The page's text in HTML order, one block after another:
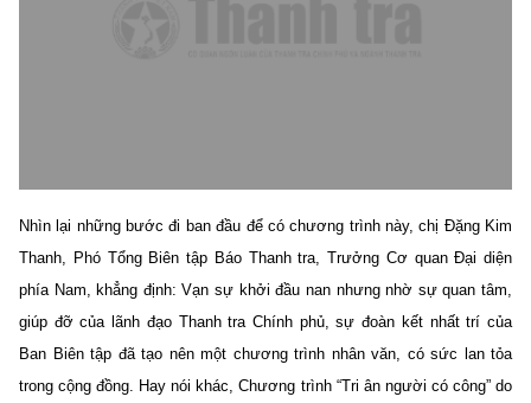
Nhìn lại những bước đi ban đầu để có chương trình này, chị Đặng Kim
Thanh, Phó Tổng Biên tập Báo Thanh tra, Trưởng Cơ quan Đại diện
phía Nam, khẳng định: Vạn sự khởi đầu nan nhưng nhờ sự quan tâm,
giúp đỡ của lãnh đạo Thanh tra Chính phủ, sự đoàn kết nhất trí của
Ban Biên tập đã tạo nên một chương trình nhân văn, có sức lan tỏa
trong cộng đồng. Hay nói khác, Chương trình “Tri ân người có công” do